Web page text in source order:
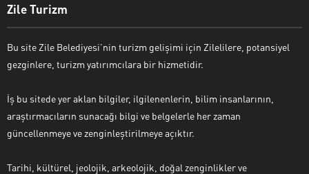
Zile Turizm
Bu site Zile Belediyesi’nin turizm gelişimi için Zilelilere, potansiyel
gezginlere, turizm yatırımcılara bir hizmetidir.
İş bu sitede yer aklan bilgiler, ilgilenenlerin, bilim insanlarının,
araştırmacıların sunacağı bilgi ve belgelerle her zaman
güncellenmeye ve zenginleştirilmeye açıktır.
Tarihi, kültürel, jeolojik, arkeolojik, doğal zenginlikler ve